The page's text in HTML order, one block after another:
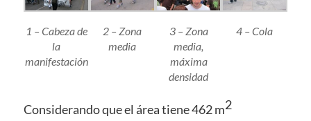
1 – Cabeza de
la
manifestación
2 – Zona
media
3 – Zona
media,
máxima
densidad
4 – Cola
Considerando que el área tiene 462 m2